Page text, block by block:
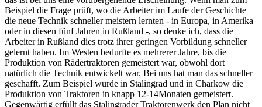
Beispiel die Frage prüft, wo die Arbeiter im Laufe der Geschichte
die neue Technik schneller meistern lernten - in Europa, in Amerika
oder in diesen fünf Jahren in Rußland -, so denke ich, dass die
Arbeiter in Rußland dies trotz ihrer geringen Vorbildung schneller
gelernt haben. Im Westen bedurfte es mehrerer Jahre, bis die
Produktion von Rädertraktoren gemeistert war, obwohl dort
natürlich die Technik entwickelt war. Bei uns hat man das schneller
geschafft. Zum Beispiel wurde in Stalingrad und in Charkow die
Produktion von Traktoren in knapp 12-14Monaten gemeistert.
Gegenwärtig erfüllt das Stalingrader Traktorenwerk den Plan nicht